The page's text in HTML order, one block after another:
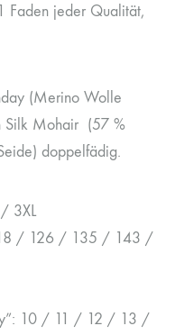
Faden jeder Qualität,
(Merino Wolle
Silk Mohair (57 %
doppelfädig.
3XL
/ 126 / 135 / 143 /
10 / 11 / 12 / 13 /